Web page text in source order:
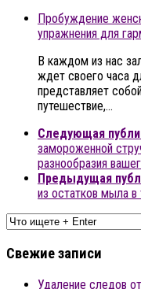
Пробуждение
упражнения для
В каждом из нас
ждет своего часа
представляет
путешествие,…
Следующая
замороженной
разнообразия
Предыдущая
из остатков мыла в
Свежие записи
Удаление следов